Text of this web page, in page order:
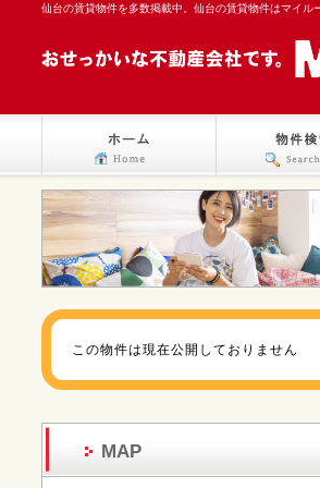
仙台の賃貸物件を多数掲載中。仙台の賃貸物件はマイル
この物件は現在公開しておりません
MAP